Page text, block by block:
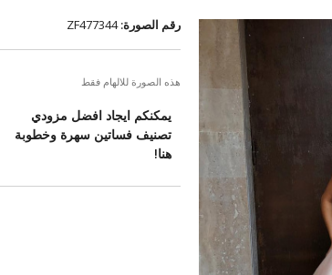
رقم الصورة:ZF477344
هذه الصورة للالهام فقط
يمكنكم ايجاد افضل مزودي
تصنيف فساتين سهرة وخطوبة
هنا!